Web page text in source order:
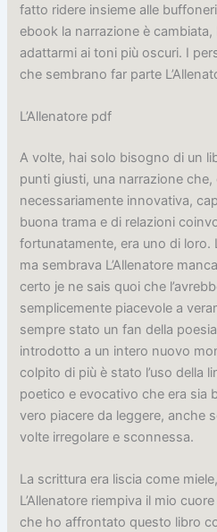
fatto ridere insieme alle
ebook la narrazione è
adattarmi ai toni più oscuri. I
che sembrano far parte
L’Allenatore pdf
A volte, hai solo bisogno di un
punti giusti, una narrazione
necessariamente innovativa,
buona trama e di relazioni
fortunatamente, era uno di loro.
ma sembrava L’Allenatore
certo je ne sais quoi che
semplicemente piacevole a
sempre stato un fan della
introdotto a un intero nuovo
colpito di più è stato l’uso della
poetico e evocativo che era sia
vero piacere da leggere, anche
volte irregolare e sconnessa.
La scrittura era liscia come
L’Allenatore riempiva il mio
che ho affrontato questo libro